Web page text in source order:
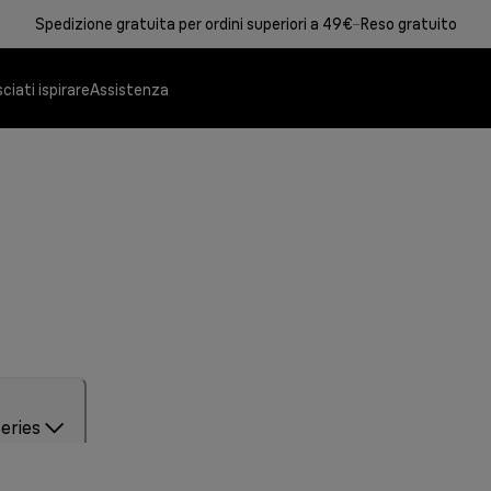
Spedizione gratuita per ordini superiori a 49€ Reso gratuito
ispirareAssistenza